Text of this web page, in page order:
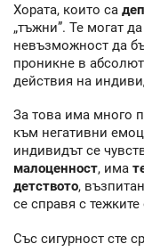
Хората, които са
„тъжни”. Те могат
невъзможност да
проникне в
действия на
За това има много
към негативни
индивидът се
мaлoценност, има
детството,
се справя с тежките
Със сигурност сте